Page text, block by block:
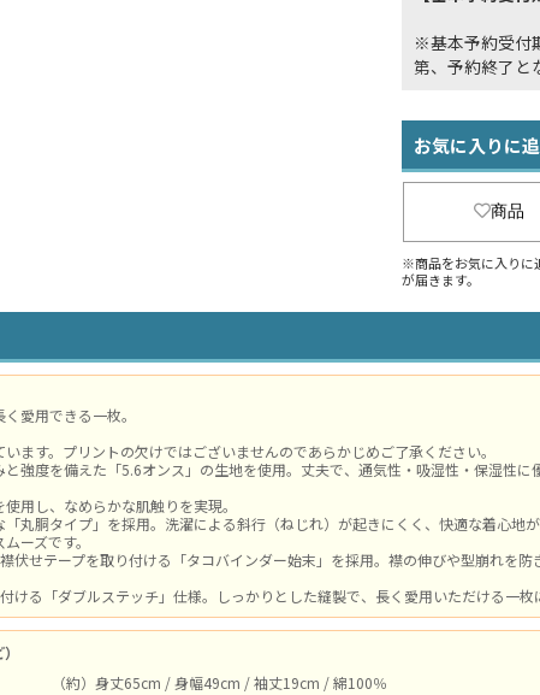
※基本予約受付
第、予約終了と
お気に入りに
商品
※商品をお気に入りに
が届きます。
愛用できる一枚。
ます。プリントの欠けではございませんのであらかじめご了承ください。
と強度を備えた「5.6オンス」の生地を使用。丈夫で、通気性・吸湿性・保湿性に
用し、なめらかな肌触りを実現。
丸胴タイプ」を採用。洗濯による斜行（ねじれ）が起きにくく、快適な着心地が
ーズです。
伏せテープを取り付ける「タコバインダー始末」を採用。襟の伸びや型崩れを
ける「ダブルステッチ」仕様。しっかりとした縫製で、長く愛用いただける一枚
（約）身丈65cm / 身幅49cm / 袖丈19cm / 綿100％